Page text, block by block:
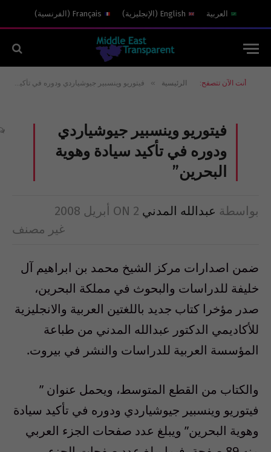
العربية English
( الإنجليزية)
Français
( الفرنسية)
أنت الآن تتصفح: الرئيسية » فيتوريو وينسبير جيوشياردي ودوره في تأكيد سيادة وهوية البحرين”
فيتوريو وينسبير جيوشياردي
ودوره في تأكيد سيادة وهوية
البحرين”
بواسطة عبدالله المدني ON 2 أبريل 2008
غير مصنف
ضمن اصدارات مركز الشيخ محمد بن ابراهيم آل
خليفة للدراسات والبحوث في مملكة البحرين،
صدر مؤخرا كتاب جديد باللغتين العربية والانجليزية
للأكاديمي الدكتور عبدالله المدني من طباعة
المؤسسة العربية للدراسات والنشر في بيروت.
والكتاب من القطع المتوسط، ويحمل عنوان ”
فيتوريو وينسبير جيوشياردي ودوره في تأكيد سيادة
وهوية البحرين” ويبلغ عدد صفحات الجزء العربي